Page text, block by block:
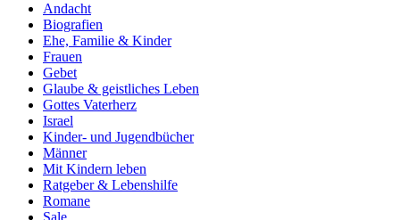
Andacht
Biografien
Ehe, Familie & Kinder
Frauen
Gebet
Glaube & geistliches Leben
Gottes Vaterherz
Israel
Kinder- und Jugendbücher
Männer
Mit Kindern leben
Ratgeber & Lebenshilfe
Romane